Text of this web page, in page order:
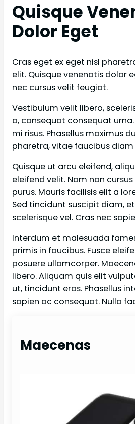
Quisque
Dolor Eget
Cras eget ex eget nisl
elit. Quisque venenatis dolor
nec cursus velit feugiat.
Vestibulum velit libero,
a, consequat consequat urna.
mi risus. Phasellus maximus
pharetra, vitae faucibus
Quisque ut arcu eleifend,
eleifend velit. Nam non
purus. Mauris facilisis elit a
Sed tincidunt suscipit diam,
scelerisque vel. Cras nec
Interdum et malesuada
primis in faucibus. Fusce
posuere ullamcorper.
libero. Aliquam quis elit
ut, tincidunt eros. Phasellus
sapien ac consequat. Nulla
Maecenas